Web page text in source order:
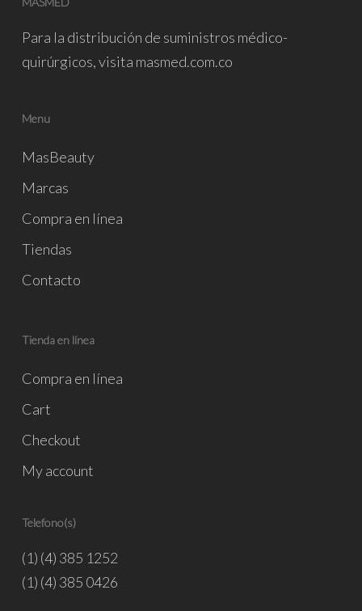
Para la distribución de suministros médico-
quirúrgicos, visita masmed.com.co
Menu
MasBeauty
Marcas
Compra en línea
Tiendas
Contacto
Tienda en línea
Compra en línea
Cart
Checkout
My account
Telefono(s)
(1) (4) 385 1252
(1) (4) 385 0426